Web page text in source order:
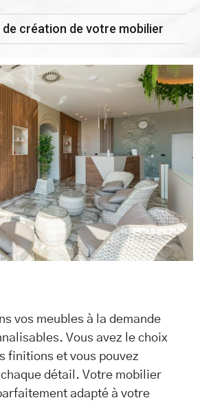
création de votre mobilier
vos meubles à la demande
Vous avez le choix
finitions et vous pouvez
détail. Votre mobilier
adapté à votre